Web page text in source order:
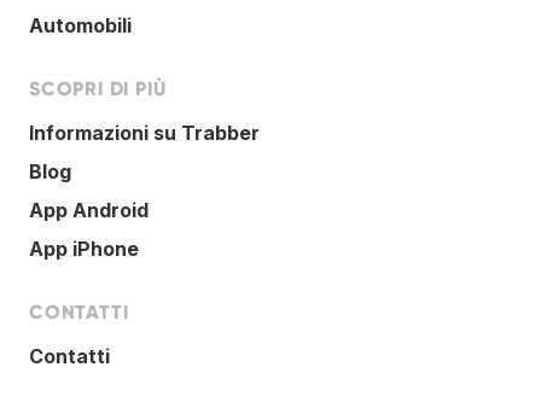
Automobili
SCOPRI DI PIÙ
Informazioni su Trabber
Blog
App Android
App iPhone
CONTATTI
Contatti